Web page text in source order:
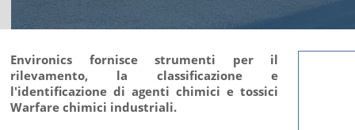
Environics fornisce strumenti per il
rilevamento, la classificazione e
l'identificazione di agenti chimici e tossici
Warfare chimici industriali.